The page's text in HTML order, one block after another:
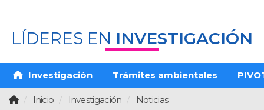
LÍDERES EN INVESTIGACIÓN
Investigación Trámites ambientales
Inicio Investigación Noticias